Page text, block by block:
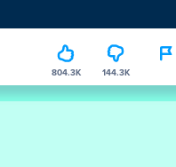
804.3K 144.3K